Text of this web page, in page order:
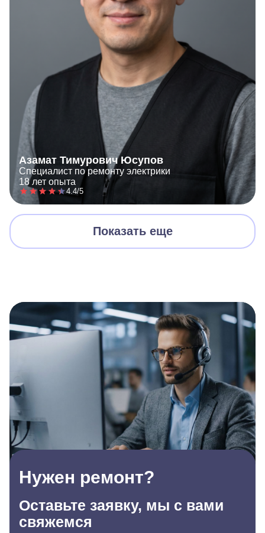
Азамат Тимурович Юсупов
Специалист по ремонту электрики
18 лет опыта
4.4/5
Показать еще
Нужен ремонт?
Оставьте заявку, мы с вами
свяжемся